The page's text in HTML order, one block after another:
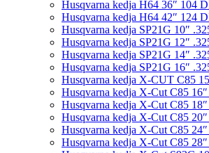
Husqvarna kedja H64 36″ 104
Husqvarna kedja H64 42″ 124
Husqvarna kedja SP21G 10″
Husqvarna kedja SP21G 12″
Husqvarna kedja SP21G 14″
Husqvarna kedja SP21G 16″
Husqvarna kedja X-CUT C85
Husqvarna kedja X-Cut C85
Husqvarna kedja X-Cut C85
Husqvarna kedja X-Cut C85
Husqvarna kedja X-Cut C85
Husqvarna kedja X-Cut C85